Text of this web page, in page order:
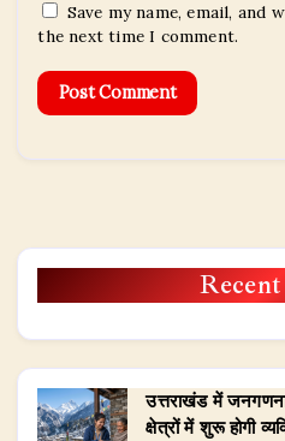
Save my name, email,
the next time I comment.
उत्तराखंड में
क्षेत्रों में शुरू होगी